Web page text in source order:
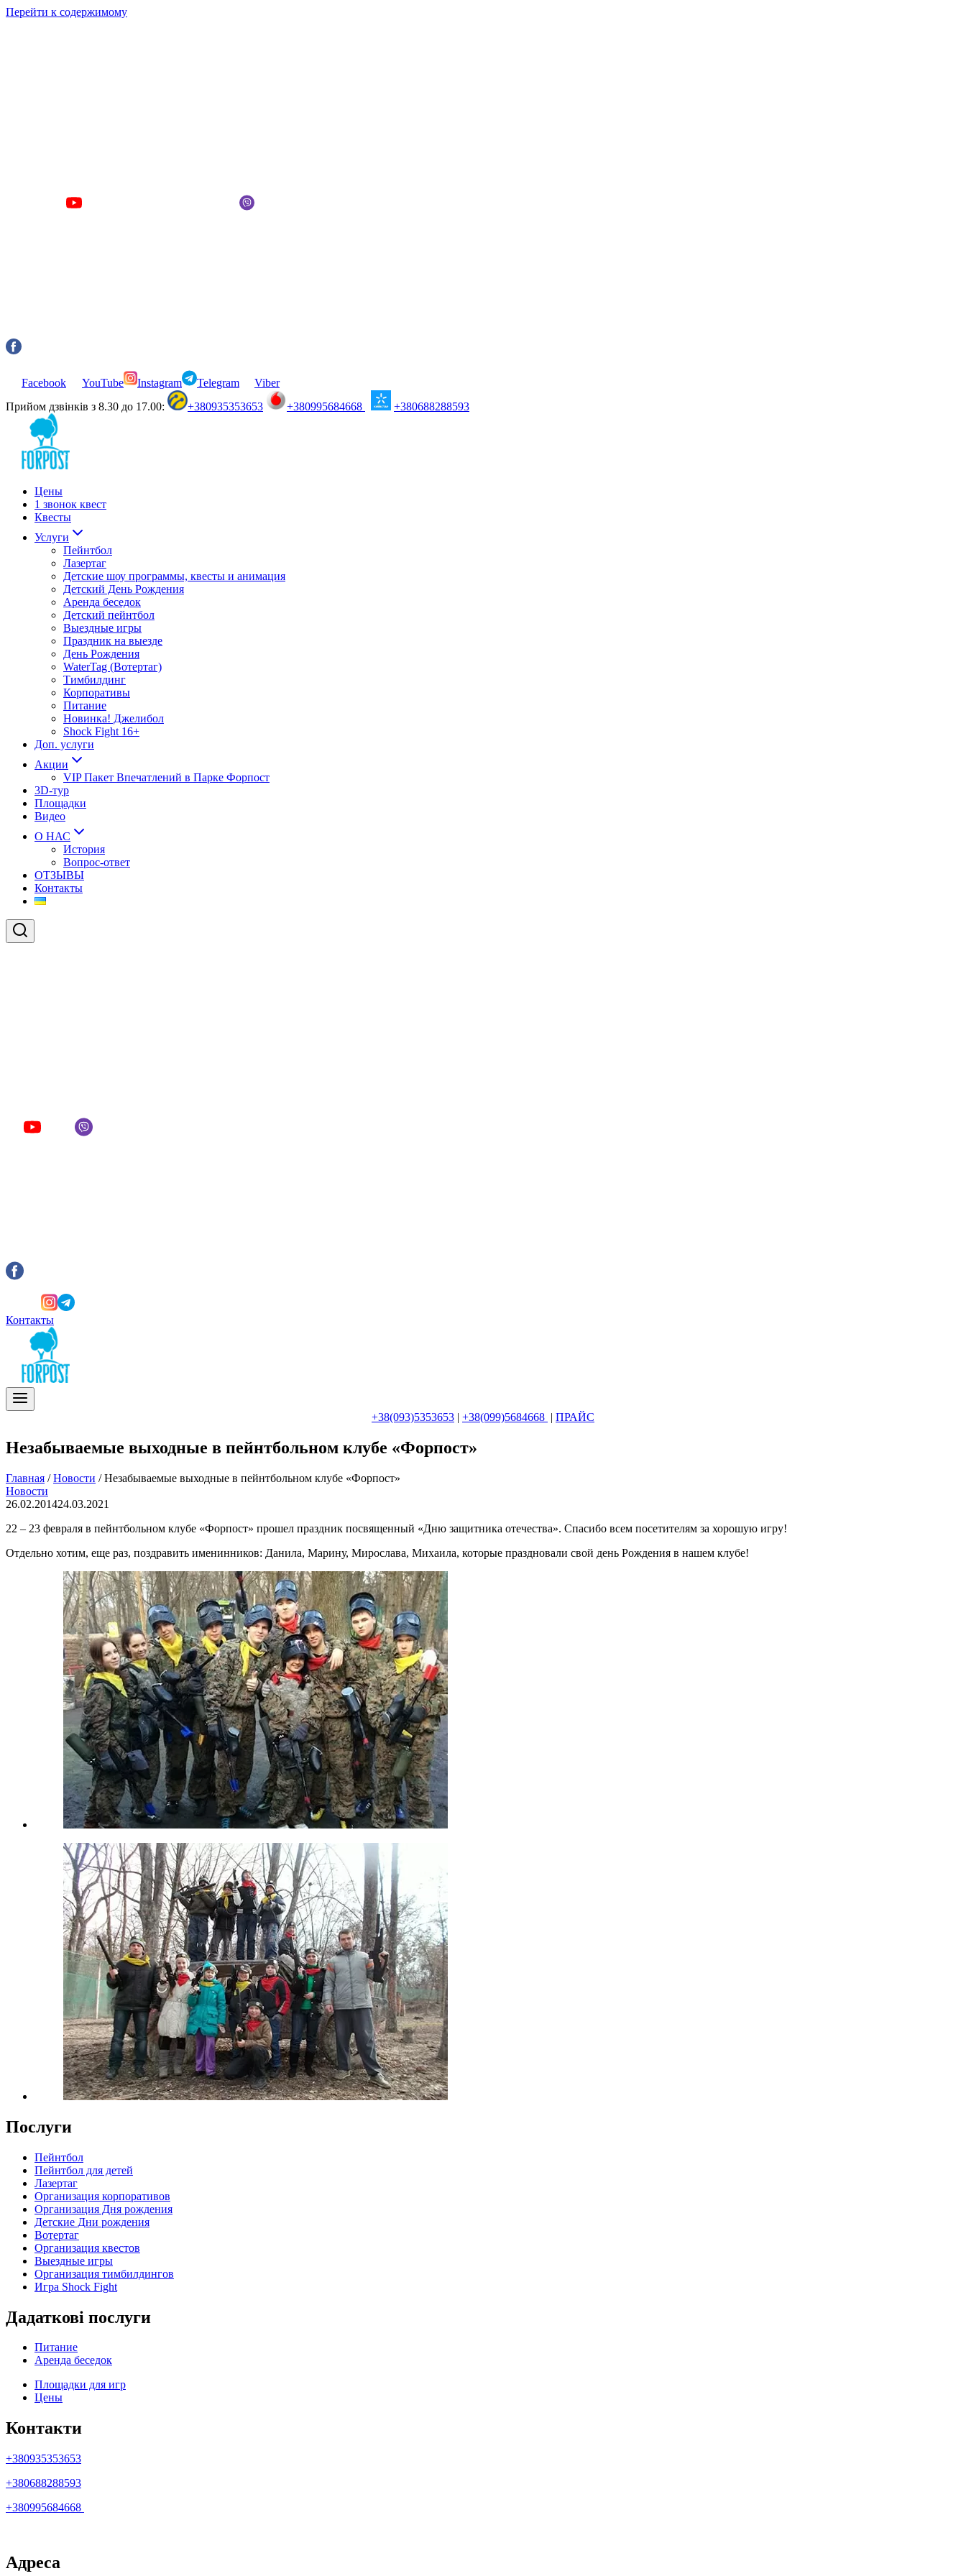
Перейти к содержимому
Facebook YouTube Instagram Telegram
Viber
Прийом дзвінків з 8.30 до 17.00:
+380935353653 +380995684668 +380688288593
Цены
1 звонок квест
Квесты
Услуги
Пейнтбол
Лазертаг
Детские шоу программы, квесты и анимация
Детский День Рождения
Аренда беседок
Детский пейнтбол
Выездные игры
Праздник на выезде
День Рождения
WaterTag (Вотертаг)
Тимбилдинг
Корпоративы
Питание
Новинка! Джелибол
Shock Fight 16+
Доп. услуги
Акции
VIP Пакет Впечатлений в Парке Форпост
3D-тур
Площадки
Видео
О НАС
История
Вопрос-ответ
ОТЗЫВЫ
Контакты
Контакты
+38(093)5353653 | +38(099)5684668 | ПРАЙС
Незабываемые выходные в пейнтбольном клубе «Форпост»
Главная / Новости / Незабываемые выходные в пейнтбольном клубе «Форпост»
Новости
26.02.201424.03.2021
22 – 23 февраля в пейнтбольном клубе «Форпост» прошел праздник посвященный «Дню защитника отечества». Спасибо всем посетителям за хорошую игру!
Отдельно хотим, еще раз, поздравить именинников: Данила, Марину, Мирослава, Михаила, которые праздновали свой день Рождения в нашем клубе!
Послуги
Пейнтбол
Пейнтбол для детей
Лазертаг
Организация корпоративов
Организация Дня рождения
Детские Дни рождения
Вотертаг
Организация квестов
Выездные игры
Организация тимбилдингов
Игра Shock Fight
Дадаткові послуги
Питание
Аренда беседок
Площадки для игр
Цены
Контакти
+380935353653
+380688288593
+380995684668
Адреса